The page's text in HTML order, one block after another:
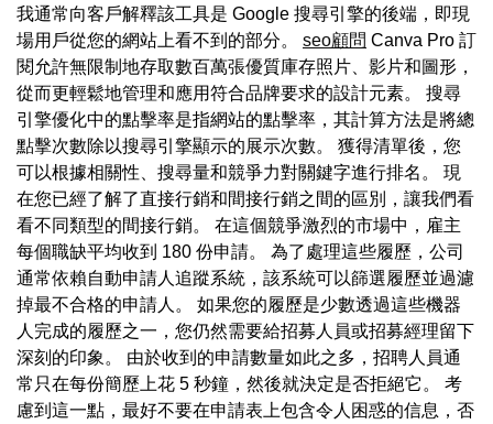
我通常向客戶解釋該工具是 Google 搜尋引擎的後端，即現
場用戶從您的網站上看不到的部分。 seo顧問 Canva Pro 訂
閱允許無限制地存取數百萬張優質庫存照片、影片和圖形，
從而更輕鬆地管理和應用符合品牌要求的設計元素。 搜尋
引擎優化中的點擊率是指網站的點擊率，其計算方法是將總
點擊次數除以搜尋引擎顯示的展示次數。 獲得清單後，您
可以根據相關性、搜尋量和競爭力對關鍵字進行排名。 現
在您已經了解了直接行銷和間接行銷之間的區別，讓我們看
看不同類型的間接行銷。 在這個競爭激烈的市場中，雇主
每個職缺平均收到 180 份申請。 為了處理這些履歷，公司
通常依賴自動申請人追蹤系統，該系統可以篩選履歷並過濾
掉最不合格的申請人。 如果您的履歷是少數透過這些機器
人完成的履歷之一，您仍然需要給招募人員或招募經理留下
深刻的印象。 由於收到的申請數量如此之多，招聘人員通
常只在每份簡歷上花 5 秒鐘，然後就決定是否拒絕它。 考
慮到這一點，最好不要在申請表上包含令人困惑的信息，否